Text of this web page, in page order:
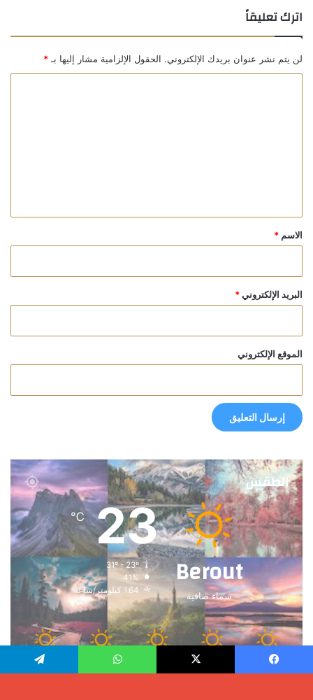
اترك تعليقاً
لن يتم نشر عنوان بريدك الإلكتروني. الحقول الإلزامية مشار إليها بـ *
*
الاسم *
البريد الإلكتروني *
الموقع الإلكتروني
الطقس
Berout
سماء صافية
23
℃
31º - 23º
41%
1.64 كيلومتر/ساعة
31
33
℃
فيسبوك X واتساب تيلقرام